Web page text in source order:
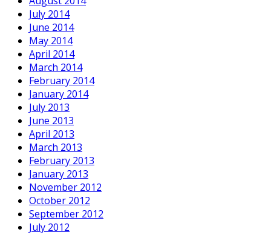
July 2014
June 2014
May 2014
April 2014
March 2014
February 2014
January 2014
July 2013
June 2013
April 2013
March 2013
February 2013
January 2013
November 2012
October 2012
September 2012
July 2012